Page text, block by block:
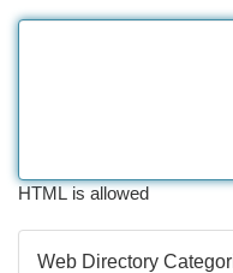
HTML is allowed
Web Directory